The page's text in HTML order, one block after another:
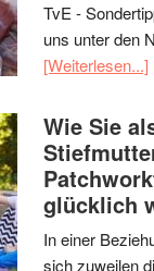
TvE -
uns unter den
[Weiterlesen...]
Wie Sie
glücklich
In einer
sich zuweilen